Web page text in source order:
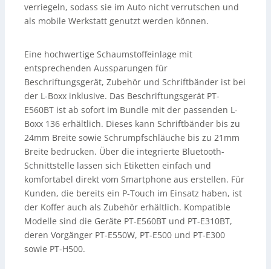
verriegeln, sodass sie im Auto nicht verrutschen und
als mobile Werkstatt genutzt werden können.
Eine hochwertige Schaumstoffeinlage mit
entsprechenden Aussparungen für
Beschriftungsgerät, Zubehör und Schriftbänder ist bei
der L-Boxx inklusive. Das Beschriftungsgerät PT-
E560BT ist ab sofort im Bundle mit der passenden L-
Boxx 136 erhältlich. Dieses kann Schriftbänder bis zu
24mm Breite sowie Schrumpfschläuche bis zu 21mm
Breite bedrucken. Über die integrierte Bluetooth-
Schnittstelle lassen sich Etiketten einfach und
komfortabel direkt vom Smartphone aus erstellen. Für
Kunden, die bereits ein P-Touch im Einsatz haben, ist
der Koffer auch als Zubehör erhältlich. Kompatible
Modelle sind die Geräte PT-E560BT und PT-E310BT,
deren Vorgänger PT-E550W, PT-E500 und PT-E300
sowie PT-H500.